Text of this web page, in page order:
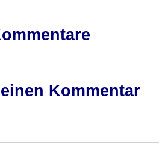
Kommentar